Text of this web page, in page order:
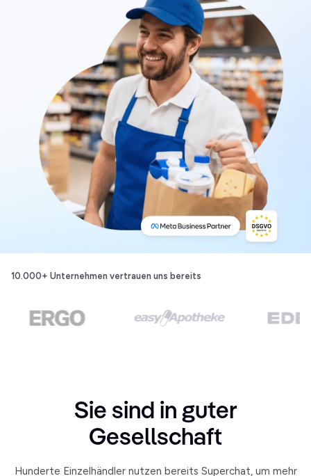
10.000+ Unternehmen vertrauen uns bereits
Sie sind in guter
Gesellschaft
Hunderte Einzelhändler nutzen bereits Superchat, um mehr